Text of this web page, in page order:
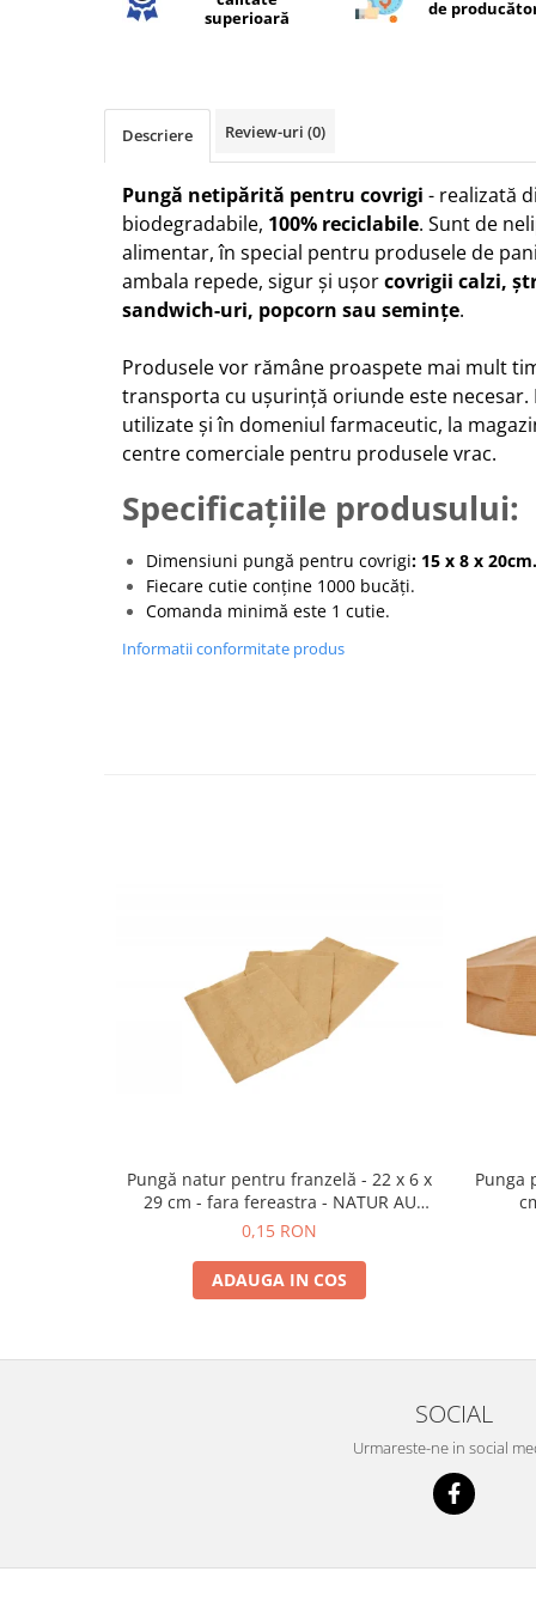
superioară
de
Descriere Review-uri (0)
Pungă netipărită pentru covrigi - realizată
biodegradabile, 100% reciclabile. Sunt de
alimentar, în special pentru produsele de
ambala repede, sigur și ușorcovrigii calzi,
sandwich-uri, popcorn sau semințe.
Produsele vor rămâne proaspete mai mult
transporta cu ușurință oriunde este necesar.
utilizate și în domeniul farmaceutic, la
centre comerciale pentru produsele vrac.
Specificațiile produsului:
Dimensiuni pungă pentru covrigi: 15 x 8 x 20cm.
Fiecare cutie conține 1000 bucăți.
Comanda minimă este 1 cutie.
Informatii conformitate produs
Pungă natur pentru franzelă - 22 x 6 x
29 cm - fara fereastra - NATUR AU
REVENIT IN STOC
0,15 RON
ADAUGA IN COS
Punga
SOCIAL
Urmareste-ne in social